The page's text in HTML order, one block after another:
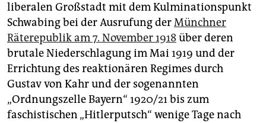
liberalen Großstadt mit dem Kulminationspunkt
Schwabing bei der Ausrufung derMünchner
Räterepublik am 7. November 1918über deren
brutale Niederschlagung im Mai 1919 und der
Errichtung des reaktionären Regimes durch
Gustav von Kahr und der sogenannten
„Ordnungszelle Bayern“ 1920/21 bis zum
faschistischen „Hitlerputsch“ wenige Tage nach